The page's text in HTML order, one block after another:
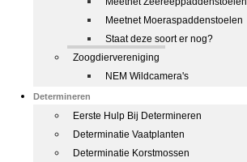
Meetnet Moeraspaddenstoelen
Staat deze soort er nog?
Zoogdiervereniging
NEM Wildcamera's
Determineren
Eerste Hulp Bij Determineren
Determinatie Vaatplanten
Determinatie Korstmossen